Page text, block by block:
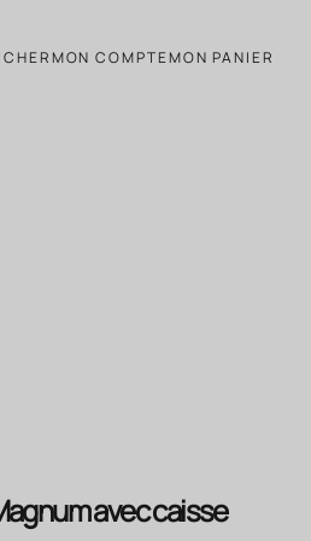
MON COMPTEMON PANIER
avec caisse